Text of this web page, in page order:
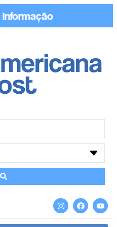
Informação|